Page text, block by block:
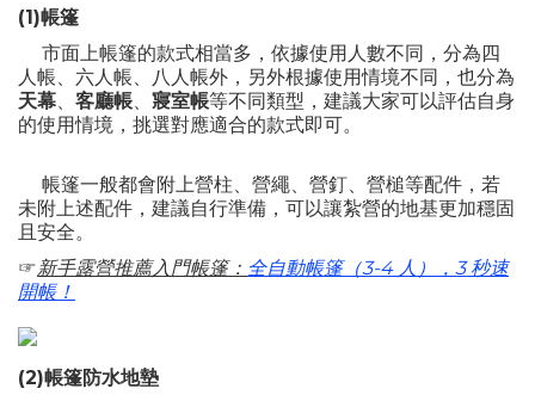
(1)帳篷
市面上帳篷的款式相當多，依據使用人數不同，分為四
人帳、六人帳、八人帳外，另外根據使用情境不同，也分為
天幕、 客廳帳、 寢室帳等不同類型，建議大家可以評估自身
的使用情境，挑選對應適合的款式即可。
帳篷一般都會附上營柱、營繩、營釘、營槌等配件，若
未附上述配件，建議自行準備，可以讓紮營的地基更加穩固
且安全。
☞新手露營推薦入門帳篷： 全自動帳篷（3-4 人），3 秒速
開帳！
(2)帳篷防水地墊